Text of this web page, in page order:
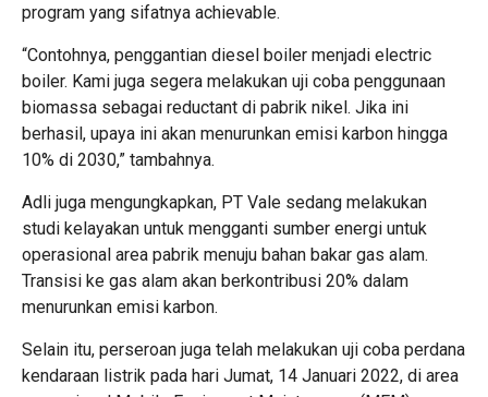
program yang sifatnya achievable.
“Contohnya, penggantian diesel boiler menjadi electric
boiler. Kami juga segera melakukan uji coba penggunaan
biomassa sebagai reductant di pabrik nikel. Jika ini
berhasil, upaya ini akan menurunkan emisi karbon hingga
10% di 2030,” tambahnya.
Adli juga mengungkapkan, PT Vale sedang melakukan
studi kelayakan untuk mengganti sumber energi untuk
operasional area pabrik menuju bahan bakar gas alam.
Transisi ke gas alam akan berkontribusi 20% dalam
menurunkan emisi karbon.
Selain itu, perseroan juga telah melakukan uji coba perdana
kendaraan listrik pada hari Jumat, 14 Januari 2022, di area